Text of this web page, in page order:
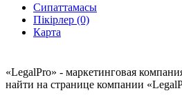
Сипаттамасы
Пікірлер (0)
Карта
«LegalPro» - маркетинговая
найти на странице компании